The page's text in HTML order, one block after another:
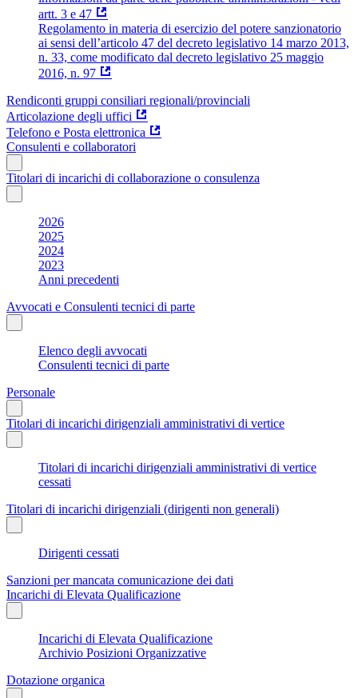
artt. 3 e 47
Regolamento in materia di esercizio del potere sanzionatorio
ai sensi dell’articolo 47 del decreto legislativo 14 marzo 2013,
n. 33, come modificato dal decreto legislativo 25 maggio
2016, n. 97
Rendiconti gruppi consiliari regionali/provinciali
Articolazione degli uffici
Telefono e Posta elettronica
Consulenti e collaboratori
Titolari di incarichi di collaborazione o consulenza
2026
2025
2024
2023
Anni precedenti
Avvocati e Consulenti tecnici di parte
Elenco degli avvocati
Consulenti tecnici di parte
Personale
Titolari di incarichi dirigenziali amministrativi di vertice
Titolari di incarichi dirigenziali amministrativi di vertice
cessati
Titolari di incarichi dirigenziali (dirigenti non generali)
Dirigenti cessati
Sanzioni per mancata comunicazione dei dati
Incarichi di Elevata Qualificazione
Incarichi di Elevata Qualificazione
Archivio Posizioni Organizzative
Dotazione organica